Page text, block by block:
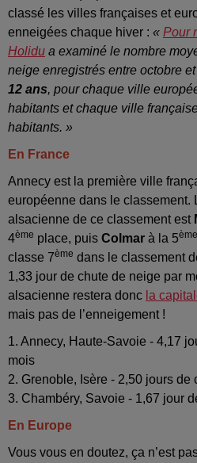
classé les villes françaises et
enneigées chaque hiver : « Pour
Holidu a examiné le nombre
neige enregistrés entre octobre et
12 ans, pour chaque ville
habitants et chaque ville
habitants. »
En France
Annecy est la première ville
européenne dans le classement.
alsacienne de ce classement est
4ème place, puis Colmar à la 5ème
classe 7ème dans le classement
1,33 jour de chute de neige par
alsacienne restera donc la
mais pas de l’enneigement !
1. Annecy, Haute-Savoie - 4,17
mois
2. Grenoble, Isère - 2,50 jours
3. Chambéry, Savoie - 1,67 jour
En Europe
Vous vous en doutez, ça n’est